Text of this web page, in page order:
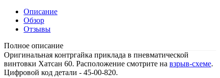
Описание
Обзор
Отзывы
Полное описание
Оригинальная контргайка приклада в пневматической
винтовки Хатсан 60. Расположение смотрите на взрыв-схеме.
Цифровой код детали - 45-00-820.